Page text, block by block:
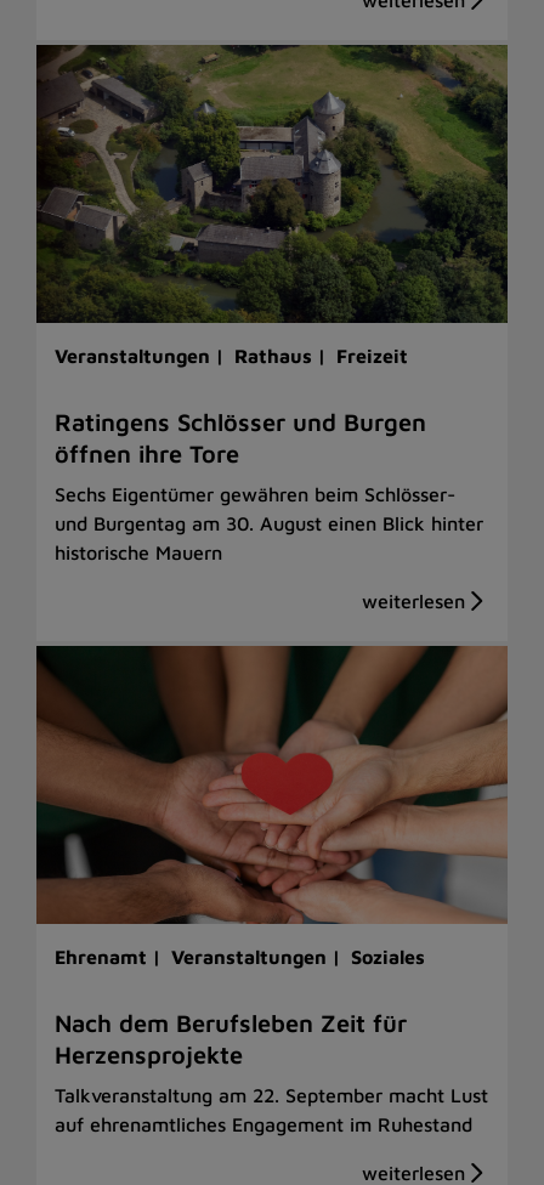
Veranstaltungen | Rathaus | Freizeit
Ratingens Schlösser und Burgen
öffnen ihre Tore
Sechs Eigentümer gewähren beim Schlösser-
und Burgentag am 30. August einen Blick hinter
historische Mauern
Ehrenamt | Veranstaltungen | Soziales
Nach dem Berufsleben Zeit für
Herzensprojekte
Talkveranstaltung am 22. September macht Lust
auf ehrenamtliches Engagement im Ruhestand